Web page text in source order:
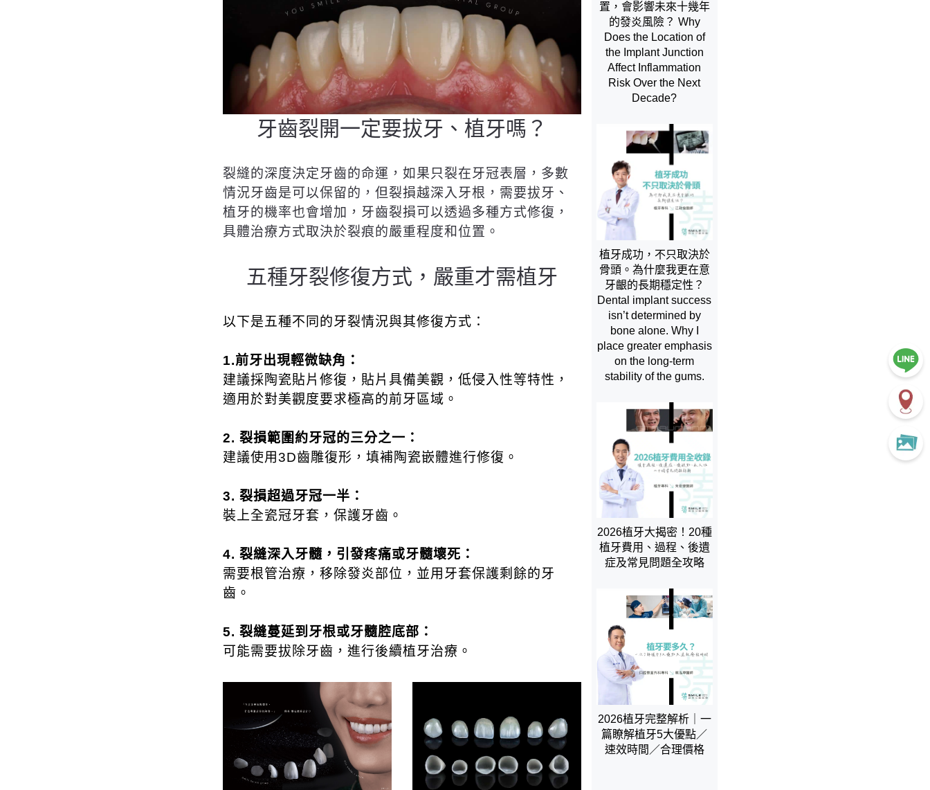
牙齒裂開一定要拔牙、植牙嗎？
裂縫的深度決定牙齒的命運，如果只裂在牙冠表層，多數
情況牙齒是可以保留的，但裂損越深入牙根，需要拔牙、
植牙的機率也會增加，牙齒裂損可以透過多種方式修復，
具體治療方式取決於裂痕的嚴重程度和位置。
五種牙裂修復方式，嚴重才需植牙
以下是五種不同的牙裂情況與其修復方式：
1.前牙出現輕微缺角：
建議採陶瓷貼片修復，貼片具備美觀，低侵入性等特性，
適用於對美觀度要求極高的前牙區域。
2. 裂損範圍約牙冠的三分之一：
建議使用3D齒雕復形，填補陶瓷嵌體進行修復。
3. 裂損超過牙冠一半：
裝上全瓷冠牙套，保護牙齒。
4. 裂縫深入牙髓，引發疼痛或牙髓壞死：
需要根管治療，移除發炎部位，並用牙套保護剩餘的牙
齒。
5. 裂縫蔓延到牙根或牙髓腔底部：
可能需要拔除牙齒，進行後續植牙治療。
置，會影響未來十幾年
的發炎風險？ Why
Does the Location of
the Implant Junction
Affect Inflammation
Risk Over the Next
Decade?
植牙成功，不只取決於
骨頭。為什麼我更在意
牙齦的長期穩定性？
Dental implant success
isn’t determined by
bone alone. Why I
place greater emphasis
on the long-term
stability of the gums.
2026植牙大揭密！20種
植牙費用、過程、後遺
症及常見問題全攻略
2026植牙完整解析｜一
篇瞭解植牙5大優點／
速效時間／合理價格